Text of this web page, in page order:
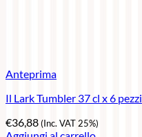
Anteprima
Il Lark Tumbler 37 cl x 6 pezzi
€36,88(Inc. VAT 25%)